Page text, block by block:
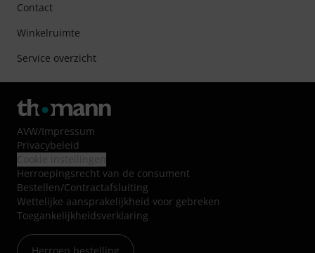
Contact
Winkelruimte
Service overzicht
AVW/Impressum
Privacybeleid
Herroepingsrecht van de consument
Bestellen/Contractafsluiting
Wettelijke aansprakelijkheid voor gebreken
Toegankelijkheidsverklaring